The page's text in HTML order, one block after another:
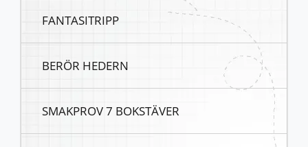
FANTASITRIPP
BERÖR HEDERN
SMAKPROV 7 BOKSTÄVER